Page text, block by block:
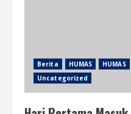
Berita HUMAS HUMAS
Uncategorized